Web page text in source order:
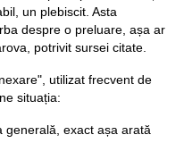
un plebiscit. Asta
despre o preluare, așa ar
potrivit sursei citate.
utilizat frecvent de
situația:
generală, exact așa arată